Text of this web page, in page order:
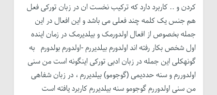
کردن و .. کاربرد دارد که ترکیب نخست ان در زبان تورکی فعل
هم جنس یک کلمه چند فعلی می باشد و این افعال در این
جمله بخصوص از افعال اولدورمک و بیلدیرمک در زمان اینده
اول شخص بکار رفته اند اولدورم بیلدیررم -اولدورم بولدورم به
گونهکلی این جمله در زبان ادبی تورکی اینگونه است من سنی
اولدوررم و سنه حددیمی (گوجومو) بیلدیررم ، در زبان شفاهی
من سنی اولدوررم گوجومو سنه بیلدیررم کاربرد یافته است